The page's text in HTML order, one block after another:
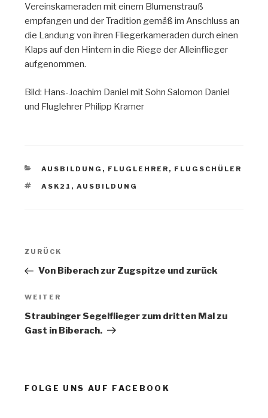
Vereinskameraden mit einem Blumenstrauß
empfangen und der Tradition gemäß im Anschluss an
die Landung von ihren Fliegerkameraden durch einen
Klaps auf den Hintern in die Riege der Alleinflieger
aufgenommen.
Bild: Hans-Joachim Daniel mit Sohn Salomon Daniel
und Fluglehrer Philipp Kramer
KATEGORIEN
AUSBILDUNG , FLUGLEHRER , FLUGSCHÜLER
SCHLAGWÖRTER
ASK21 , AUSBILDUNG
Beitragsnavigation
Vorheriger
Beitrag
ZURÜCK
Von Biberach zur Zugspitze und zurück
Nächster
Beitrag
WEITER
Straubinger Segelflieger zum dritten Mal zu
Gast in Biberach.
FOLGE UNS AUF FACEBOOK